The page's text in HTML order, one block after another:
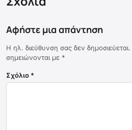
Αφήστε μια απάντηση
Η ηλ. διεύθυνση σας δεν δημοσιεύεται.
σημειώνονται με *
Σχόλιο *